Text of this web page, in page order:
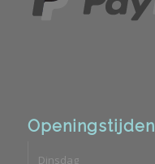
Openingstijden
Dinsdag